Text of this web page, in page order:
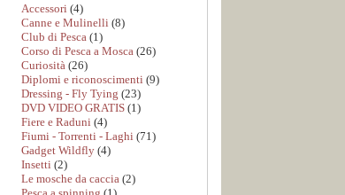
Accessori (4)
Canne e Mulinelli (8)
Club di Pesca (1)
Corso di Pesca a Mosca (26)
Curiosità (26)
Diplomi e riconoscimenti (9)
Dressing - Fly Tying (23)
DVD VIDEO GRATIS (1)
Fiere e Raduni (4)
Fiumi - Torrenti - Laghi (71)
Gadget Wildfly (4)
Insetti (2)
Le mosche da caccia (2)